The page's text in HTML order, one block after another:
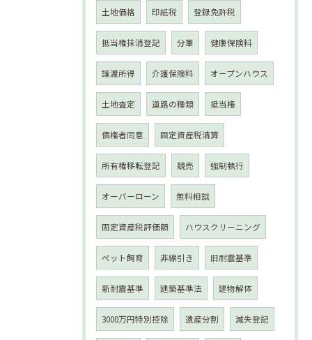
土地価格 印紙税 登録免許税
抵当権抹消登記 分筆 健康保険料
譲渡所得 介護保険料 オープンハウス
土地査定 道路の種類 抵当権
債権者同意 固定資産税清算
所有権移転登記 競売 強制執行
オーバーローン 無料相談
固定資産税評価額 ハウスクリーニング
ペット飼育 非線引き 旧耐震基準
新耐震基準 建築基準法 建物解体
3000万円特別控除 遺産分割 滅失登記